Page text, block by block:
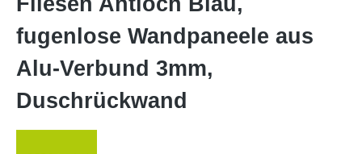
fugenlose Wandpaneele aus
Alu-Verbund 3mm,
Duschrückwand